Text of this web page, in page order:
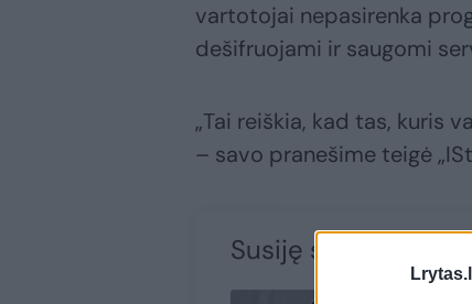
vartotojai nepasirenka
dešifruojami ir saugomi
„Tai reiškia, kad tas, kuris
– savo pranešime teigė
Susiję straipsniai